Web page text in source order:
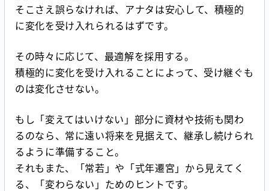
そこさえ誤らなければ、アナタは安心して、積極的
に変化を受け入れられるはずです。
その時々に応じて、最適解を採用する。
積極的に変化を受け入れることによって、受け継ぐも
のは変化させない。
もし「変えてはいけない」部分に資材や技術も関わ
るのなら、常に遠い将来を見据えて、継承し続けられ
るように準備すること。
それもまた、「常若」や「式年遷宮」から見えてく
る、「変わらない」ためのヒントです。